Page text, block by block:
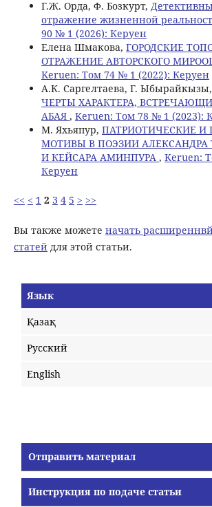
Г.Ж. Орда, Ф. Бозкурт,
отражение жизненной
90 № 1 (2026): Керуен
Елена Шмакова, ГОРОДСКИЕ
ОТРАЖЕНИЕ АВТОРСКОГО
Keruen: Том 74 № 1 (2022): Керуен
А.К. Саргелтаева, Г. Ыбырайкызы,
ЧЕРТЫ ХАРАКТЕРА,
АБАЯ , Keruen: Том 78 № 1 (2023):
М. Яхьяпур, ПАТРИОТИЧЕСКИЕ И
МОТИВЫ В ПОЭЗИИ АЛЕКСАНДРА
И КЕЙСАРА АМИНПУРА , Keruen:
Керуен
<< < 1 2 3 4 5 > >>
Вы также можете начать
статейдля этой статьи.
Язык
Қазақ
Русский
English
Отправить материал
Инструкция по подаче статьи